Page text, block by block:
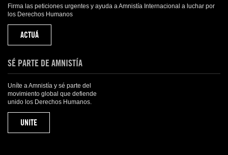
Firma las peticiones urgentes y ayuda a Amnistía Internacional a luchar por
los Derechos Humanos
ACTUÁ
SÉ PARTE DE AMNISTÍA
Uníte a Amnistía y sé parte del
movimiento global que defiende
unido los Derechos Humanos.
UNITE